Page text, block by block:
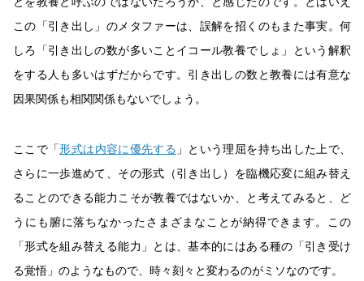
この「引き出し」のメタファーは、誤解を招くのもまた事実。何
しろ「引き出しの数が多いことイコール教養でしょ」という解釈
をする人も多いはずだからです。引き出しの数と教養には有意な
因果関係も相関関係もないでしょう。
ここで「形式は内容に優先する 」という理屈を持ち出した上で、
さらに一歩進めて、その形式（引き出し）を臨機応変に組み替え
ることのできる能力こそが教養ではないか、と考えてみると、ど
うにも腑に落ちなかったさまざまなことが納得できます。この
「形式を組み替える能力」とは、基本的にはある種の「引き受け
る覚悟」のようなもので、時々刻々と変わるのがミソなのです。